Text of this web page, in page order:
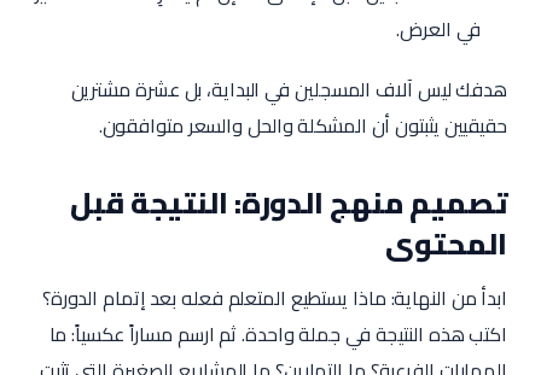
في العرض.
هدفك ليس آلاف المسجلين في البداية، بل عشرة مشترين
حقيقيين يثبتون أن المشكلة والحل والسعر متوافقون.
تصميم منهج الدورة: النتيجة قبل
المحتوى
ابدأ من النهاية: ماذا يستطيع المتعلم فعله بعد إتمام الدورة؟
اكتب هذه النتيجة في جملة واحدة. ثم ارسم مساراً عكسياً: ما